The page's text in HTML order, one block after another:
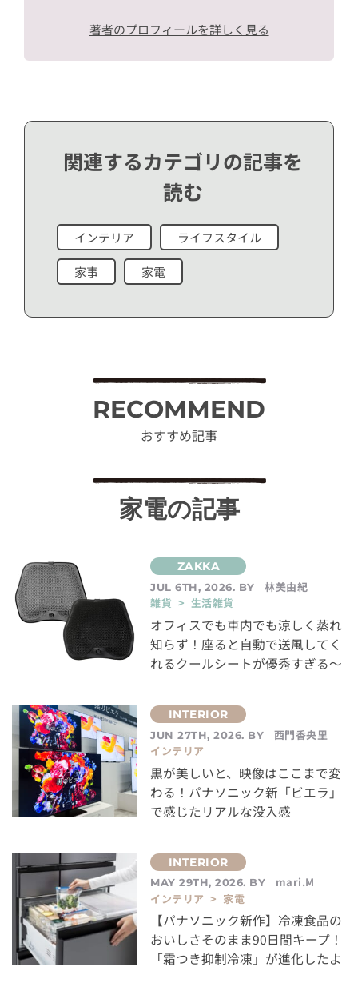
著者のプロフィールを詳しく見る
関連するカテゴリの記事を
読む
インテリア ライフスタイル
家事 家電
RECOMMEND
おすすめ記事
家電の記事
JUL 6TH, 2026. BY
林美由紀
雑貨 > 生活雑貨
オフィスでも車内でも涼しく蒸れ
知らず！座ると自動で送風してく
れるクールシートが優秀すぎる～
JUN 27TH, 2026. BY
西門香央里
インテリア
黒が美しいと、映像はここまで変
わる！パナソニック新「ビエラ」
で感じたリアルな没入感
MAY 29TH, 2026. BY
mari.M
インテリア > 家電
【パナソニック新作】冷凍食品の
おいしさそのまま90日間キープ！
「霜つき抑制冷凍」が進化したよ